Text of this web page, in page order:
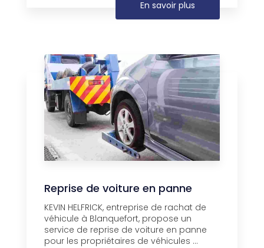
En savoir plus
Reprise de voiture en panne
KEVIN HELFRICK, entreprise de rachat de
véhicule à Blanquefort, propose un
service de reprise de voiture en panne
pour les propriétaires de véhicules ...